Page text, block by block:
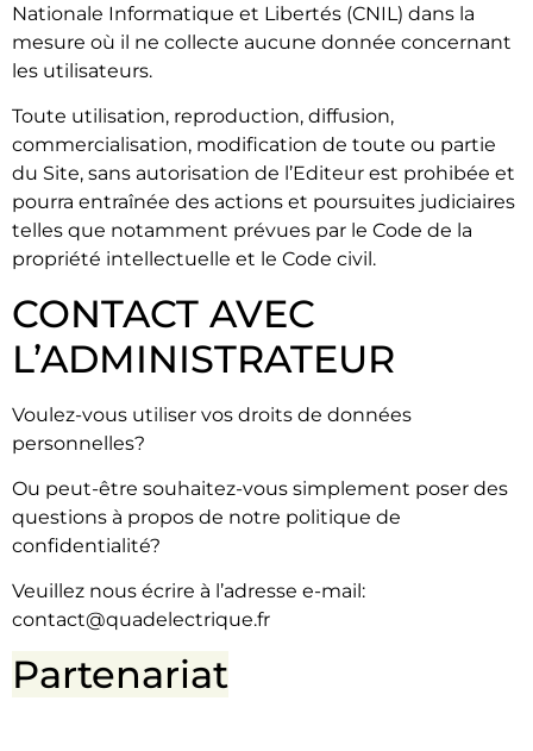
Nationale Informatique et Libertés (CNIL) dans la
mesure où il ne collecte aucune donnée concernant
les utilisateurs.
Toute utilisation, reproduction, diffusion,
commercialisation, modification de toute ou partie
du Site, sans autorisation de l’Editeur est prohibée et
pourra entraînée des actions et poursuites judiciaires
telles que notamment prévues par le Code de la
propriété intellectuelle et le Code civil.
CONTACT AVEC
L’ADMINISTRATEUR
Voulez-vous utiliser vos droits de données
personnelles?
Ou peut-être souhaitez-vous simplement poser des
questions à propos de notre politique de
confidentialité?
Veuillez nous écrire à l’adresse e-mail:
contact@quadelectrique.fr
Partenariat